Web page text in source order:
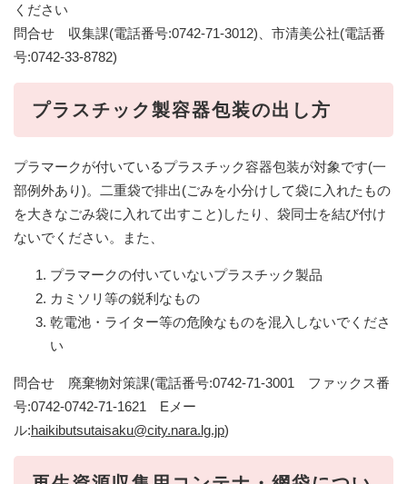
ください
問合せ 収集課(電話番号:0742-71-3012)、市清美公社(電話番
号:0742-33-8782)
プラスチック製容器包装の出し方
プラマークが付いているプラスチック容器包装が対象です(一
部例外あり)。二重袋で排出(ごみを小分けして袋に入れたもの
を大きなごみ袋に入れて出すこと)したり、袋同士を結び付け
ないでください。また、
プラマークの付いていないプラスチック製品
カミソリ等の鋭利なもの
乾電池・ライター等の危険なものを混入しないでくださ
い
問合せ 廃棄物対策課(電話番号:0742-71-3001 ファックス番
号:0742-0742-71-1621 Eメー
ル:haikibutsutaisaku@city.nara.lg.jp)